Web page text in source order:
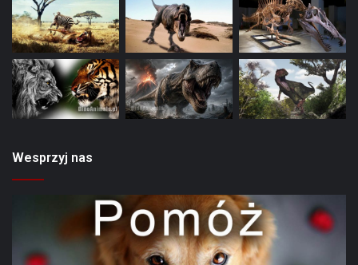
Wesprzyj nas